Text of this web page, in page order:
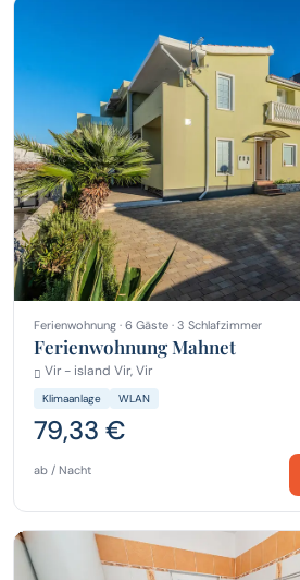
Ferienwohnung · 6 Gäste · 3 Schlafzimmer
Ferienwohnung Mahnet
Vir - island Vir, Vir
Klimaanlage WLAN
79,33 €
ab / Nacht